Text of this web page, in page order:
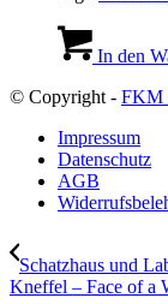
In den
© Copyright - FKM
Impressum
Datenschutz
AGB
Schatzhaus und
Kneffel – Face of a